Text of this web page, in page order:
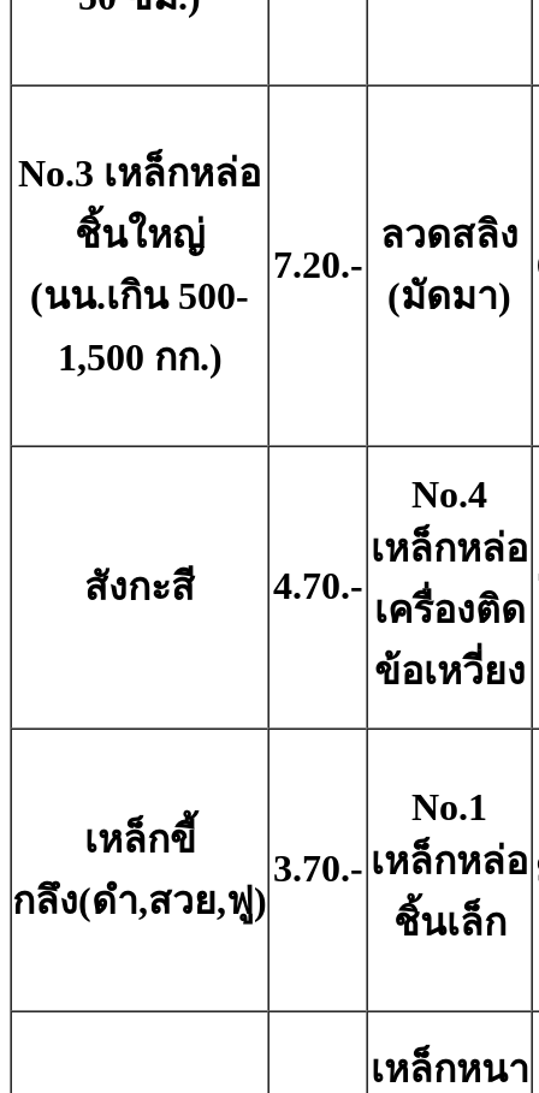
No.3 เหล็กหล่อ
ชิ้นใหญ่
(นน.เกิน 500-
1,500 กก.)
7.20.-
ลวดสลิง
(มัดมา)
สังกะสี 4.70.-
No.4
เหล็กหล่อ
เครื่องติด
ข้อเหวี่ยง
เหล็กขี้
กลึง(ดำ,สวย,ฟู)
3.70.-
No.1
เหล็กหล่อ
ชิ้นเล็ก
เหล็กหนา